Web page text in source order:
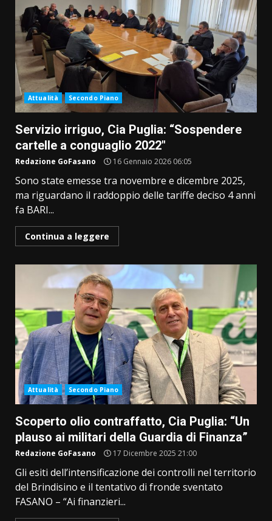
Attualità Secondo Piano
Servizio irriguo, Cia Puglia: “Sospendere
cartelle a conguaglio 2022″
Redazione GoFasano 16 Gennaio 2026 06:05
Sono state emesse tra novembre e dicembre 2025,
ma riguardano il raddoppio delle tariffe deciso 4 anni
fa BARI...
Continua a leggere
Attualità Secondo Piano
Scoperto olio contraffatto, Cia Puglia: “Un
plauso ai militari della Guardia di Finanza”
Redazione GoFasano 17 Dicembre 2025 21:00
Gli esiti dell’intensificazione dei controlli nel territorio
del Brindisino e il tentativo di fronde sventato
FASANO – “Ai finanzieri...